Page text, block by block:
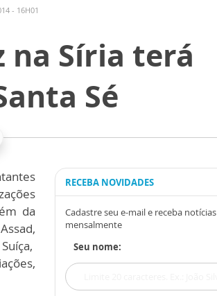
- 16H01
na Síria terá
Sé
da
RECEBA NOVIDADES
Cadastre seu e-mail e receba notícias
mensalmente
Seu nome: